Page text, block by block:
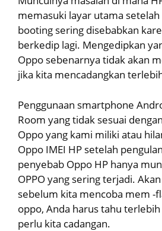
memasuki layar utama
booting sering disebabkan
berkedip lagi. Mengedipkan
Oppo sebenarnya tidak akan
jika kita mencadangkan
Penggunaan smartphone
Room yang tidak sesuai
Oppo yang kami miliki atau
Oppo IMEI HP setelah
penyebab Oppo HP hanya
OPPO yang sering terjadi.
sebelum kita mencoba mem -
oppo, Anda harus tahu
perlu kita cadangan.